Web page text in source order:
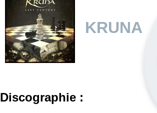
KRUNA
Discographie :